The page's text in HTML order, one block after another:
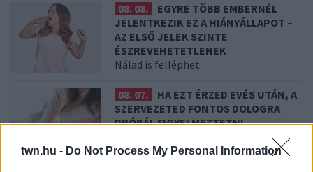
twn.hu - Do Not Process My Personal Information
08. 08.
EGYRE TÖBB EMBERNÉL
JELENTKEZIK EZ A HIÁNYÁLLAPOT –
AZ ELSŐ JELEK SZINTE
ÉSZREVEHETETLENEK
Nálad is felléphet
08. 07.
HA EZT ÉRZED EVÉS UTÁN, A
SZERVEZETED FONTOS DOLOGRA
PRÓBÁL FIGYELMEZTETNI